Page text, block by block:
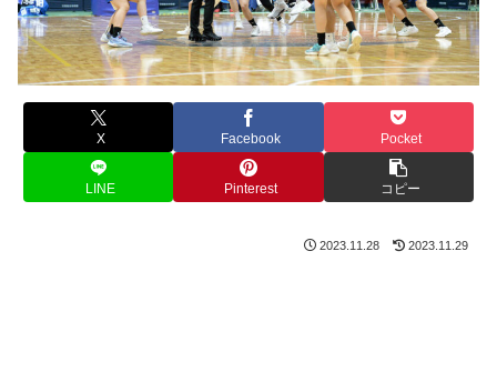
X Facebook Pocket
LINE Pinterest コピー
2023.11.28 2023.11.29